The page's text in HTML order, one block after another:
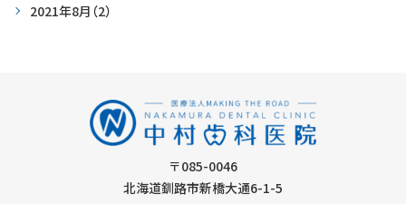
2021年8月 （2）
〒085-0046
北海道釧路市新橋大通6-1-5